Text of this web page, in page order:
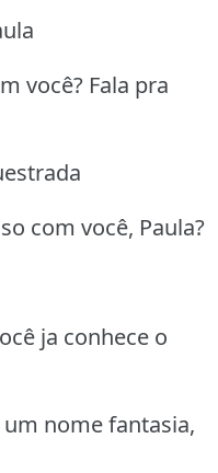
você? Fala pra
com você, Paula?
ja conhece o
nome fantasia,